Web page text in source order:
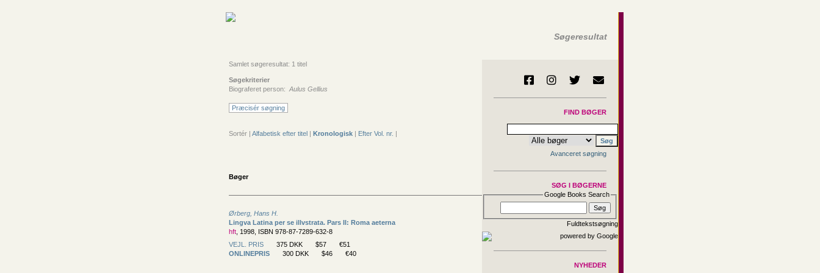
Søgeresultat
Samlet søgeresultat: 1 titel
Søgekriterier
Biograferet person: Aulus Gellius
Præcisér søgning
Sortér | Alfabetisk efter titel | Kronologisk | Efter Vol. nr. |
Bøger
Ørberg, Hans H.
Lingva Latina per se illvstrata. Pars II: Roma aeterna
hft , 1998, ISBN 978-87-7289-632-8
VEJL. PRIS
375 DKK $57
€51
ONLINEPRIS
300 DKK $46 €40
FIND BØGER
Avanceret søgning
SØG I BØGERNE
Google Books Search
Fuldtekstsøgning
NYHEDER